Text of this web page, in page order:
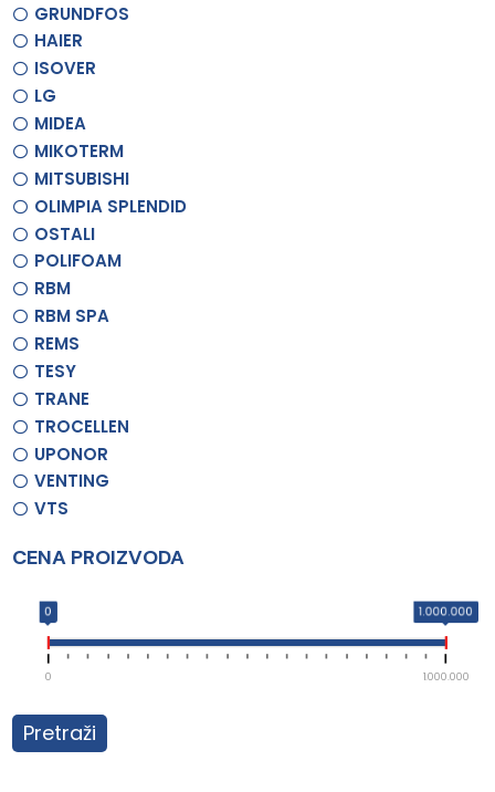
GRUNDFOS
HAIER
ISOVER
LG
MIDEA
MIKOTERM
MITSUBISHI
OLIMPIA SPLENDID
OSTALI
POLIFOAM
RBM
RBM SPA
REMS
TESY
TRANE
TROCELLEN
UPONOR
VENTING
VTS
CENA PROIZVODA
0 1.000.000
0 1.000.000
Pretraži